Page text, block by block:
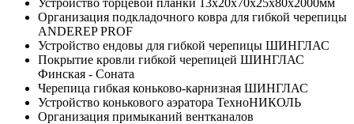
Организация подкладочного ковра для гибкой черепицы
ANDEREP PROF
Устройство ендовы для гибкой черепицы ШИНГЛАС
Покрытие кровли гибкой черепицей ШИНГЛАС
Финская - Соната
Черепица гибкая коньково-карнизная ШИНГЛАС
Устройство конькового аэратора ТехноНИКОЛЬ
Организация примыканий вентканалов